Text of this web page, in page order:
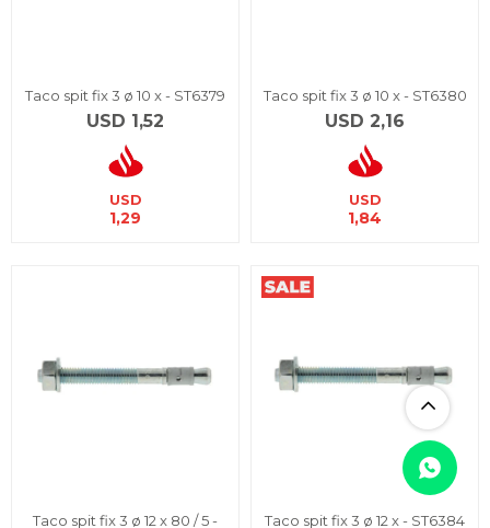
Taco spit fix 3 ø 10 x - ST6379
USD 1,52
USD
1,29
Taco spit fix 3 ø 10 x - ST6380
USD 2,16
USD
1,84
Taco spit fix 3 ø 12 x 80 / 5 - Taco spit fix 3 ø 12 x - ST6384